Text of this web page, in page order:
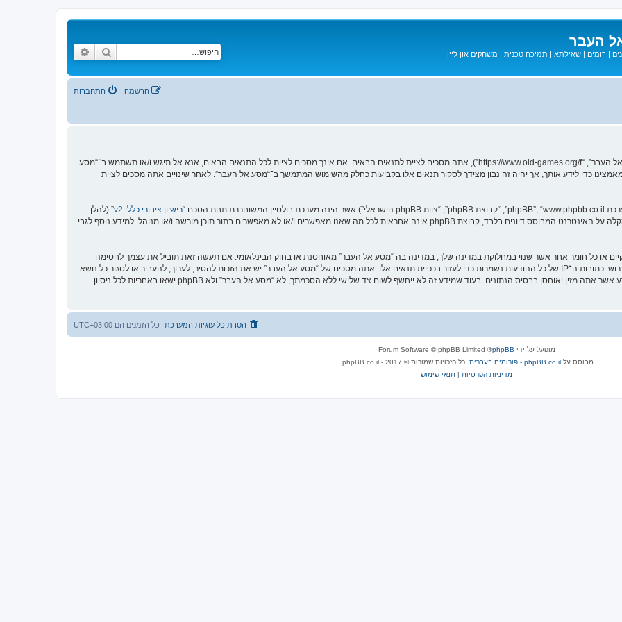
העבר
| רומים | שאילתא | תמיכה טכנית | משחקים און ליין חיפוש
התחברות הרשמה
בעת הגישה אל “מסע אל העבר” (להלן “אנחנו”, “אותנו”, “שלנו”, “מסע אל העבר”, “https://www.old-games.org/f”), אתה מסכים לציית לתנאים הבאים. אם אינך מסכים לציית לכל התנאים הבאים, אנא אל תיגש ו/או תשתמש ב־“מסע
מאמצינו כדי לידע אותך, אך יהיה זה נבון מצידך לסקור תנאים אלו בקביעות כחלק מהשימוש המתמשך ב־“מסע אל העבר”. לאחר שינויים אתה מסכים לציית
רישיון ציבורי כללי v2
” (להלן
. מערכת phpBB מקלה על האינטרנט המבוסס דיונים בלבד, קבוצת phpBB אינה אחראית לכל מה שאנו מאפשרים ו/או לא מאפשרים בתור תוכן מורשה ו/או מנוהל. למידע נוסף לגבי
או כל חומר אחר אשר שנוי במחלוקת במדינה שלך, במדינה בה “מסע אל העבר” מאוחסנת או בחוק הבינלאומי. אם תעשה זאת תוביל את עצמך לחסימה
מיידית ולצמיתות, עם הודעה לספק שירות האינטרנט אם זה יראה לנו דרוש. כתובות ה־IP של כל ההודעות נשמרות כדי לעזור בכפיית תנאים אלו. אתה מסכים של “מסע אל העבר” יש את הזכות להסיר, לערוך, להעביר או לסגור כל נושא
בכל זמן נתון הנראה לנו מתאים. בתור משתמש אתה מסכים שכל המידע אשר אתה מזין יאוחסן בבסיס הנתונים. בעוד שמידע זה לא ייחשף לשום צד שלישי ללא הסכמתך, לא “מסע אל העבר” ולא phpBB ישאו באחריות לכל ניסיון
כל הזמנים הם UTC+03:00 הסרת כל עוגיות המערכת
מופעל על ידי phpBB
® Forum Software © phpBB Limited
מבוסס עלphpBB.co.il - פורומים בעברית
. כל הזכויות שמורות © 2017 - phpBB.co.il.
מדיניות הפרטיות | תנאי שימוש